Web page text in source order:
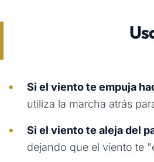
Si el viento te empuja
utiliza la marcha atrás
Si el viento te aleja del
dejando que el viento te